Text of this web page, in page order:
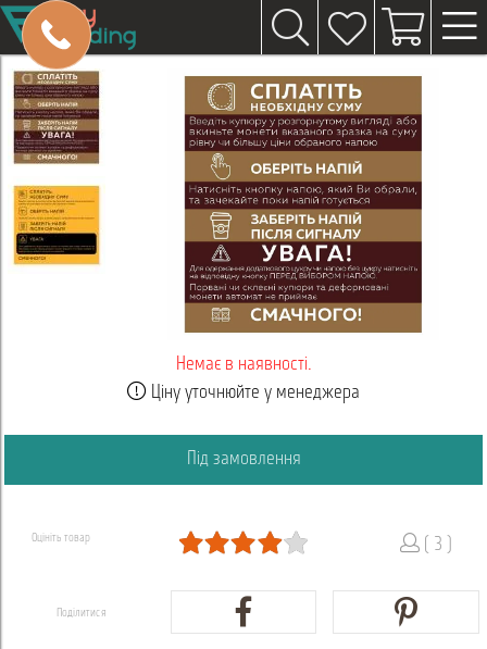
Немає в наявності.
Ціну уточнюйте у менеджера
Під замовлення
Оцініть товар ( 3 )
Поділитися